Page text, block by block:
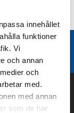
innehållet
funktioner
Vi
och annan
och
med.
med annan
som de har